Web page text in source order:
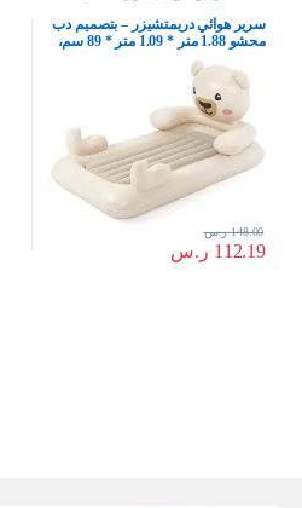
سرير هوائي دريمتشيزر – بتصميم دب
محشو 1.88 متر * 1.09 متر * 89 سم،
من بي دبليو
112.19 ر.س
148.00 ر.س